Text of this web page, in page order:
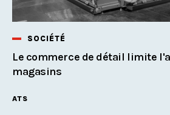
SOCIÉTÉ
Le commerce de détail limite
magasins
ATS